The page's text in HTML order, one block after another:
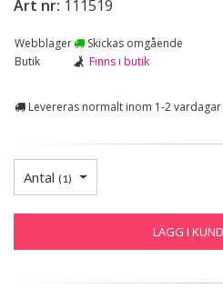
Art nr: 111519
Webblager
Skickas omgående
Butik
Finns i butik
Levereras normalt inom 1-2
Antal (1)
LÄGG I